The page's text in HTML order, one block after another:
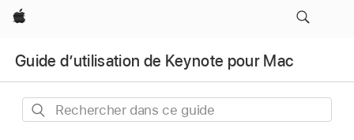
Apple
Guide d’utilisation de Keynote pour Mac
Rechercher